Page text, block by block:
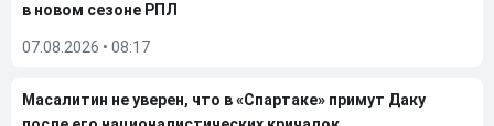
в новом сезоне РПЛ
07.08.2026 • 08:17
Масалитин не уверен, что в «Спартаке» примут Даку